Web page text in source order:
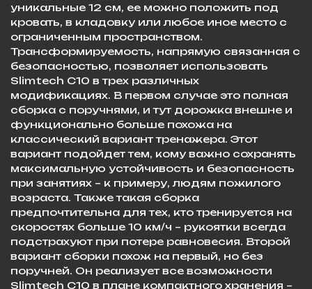
уникальные 12 см, ее можно положить под
кровать, в кладовку или любое иное место с
ограниченным пространством.
Трансформируемость, напрямую связанная с
безопасностью, позволяет использовать
Slimtech C10 в трех различных
модификациях. В первом случае это полная
сборка с поручнями, и тут дорожка внешне и
функционально больше похожа на
классический вариант тренажера. Этот
вариант подойдет тем, кому важно сохранять
максимальную устойчивость и безопасность
при занятиях – к примеру, людям пожилого
возраста. Также такая сборка
предпочтительна для тех, кто тренируется на
скоростях больше 10 км/ч – рукоятки всегда
подстрахуют при потере равновесия. Второй
вариант сборки похож на первый, но без
поручней. Он реализует все возможности
Slimtech C10 в плане компактного хранения –